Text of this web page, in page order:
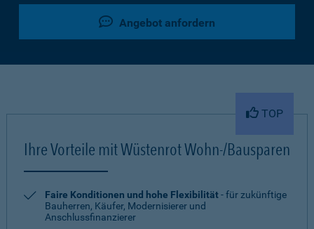
Angebot anfordern
TOP
Ihre Vorteile mit Wüstenrot Wohn-/Bausparen
Faire Konditionen und hohe Flexibilität- für zukünftige
Bauherren, Käufer, Modernisierer und
Anschlussfinanzierer